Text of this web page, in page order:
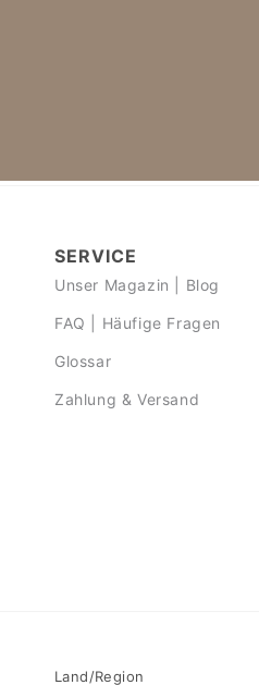
SERVICE
Unser Magazin | Blog
FAQ | Häufige Fragen
Glossar
Zahlung & Versand
Land/Region